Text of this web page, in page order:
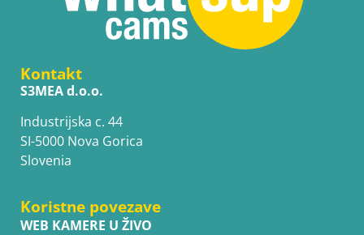
Kontakt
S3MEA d.o.o.
Industrijska c. 44
SI-5000 Nova Gorica
Slovenia
Koristne povezave
WEB KAMERE U ŽIVO